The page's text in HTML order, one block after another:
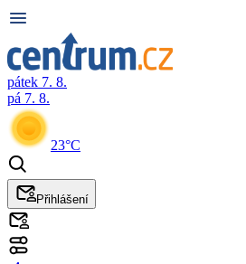
pátek 7. 8.
pá 7. 8.
23°C
Přihlášení